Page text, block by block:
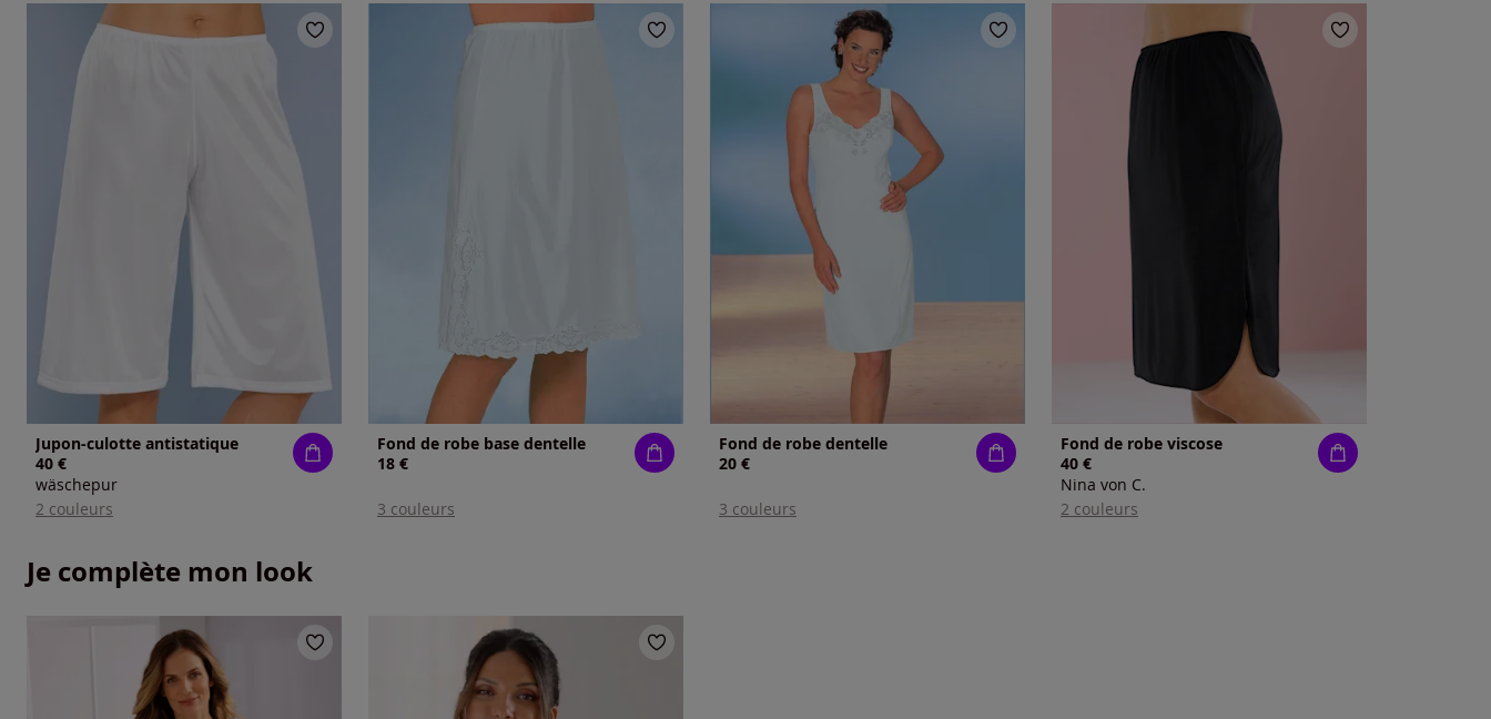
Jupon-culotte antistatique
40 €
wäschepur
2 couleurs
Fond de robe base dentelle
18 €
3 couleurs
Fond de robe dentelle
20 €
3 couleurs
Fond de robe viscose
40 €
Nina von C.
2 couleurs
Je complète mon look